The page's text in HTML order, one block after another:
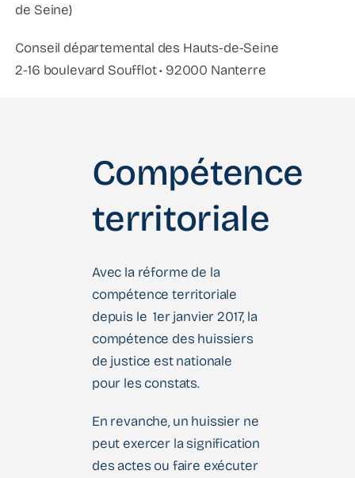
de Seine)
Conseil départemental des Hauts-de-Seine
2-16 boulevard Soufflot • 92000 Nanterre
Compétence
territoriale
Avec la réforme de la
compétence territoriale
depuis le 1er janvier 2017, la
compétence des huissiers
de justice est nationale
pour les constats.
En revanche, un huissier ne
peut exercer la signification
des actes ou faire exécuter